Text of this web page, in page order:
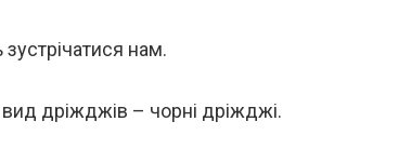
нам.
дріжджів – чорні дріжджі.